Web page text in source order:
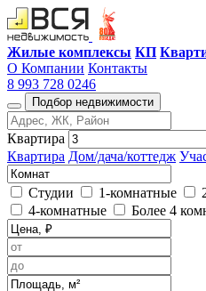
Жилые комплексы КП
О Компании Контакты
8 993 728 0246
Подбор недвижимости
Квартира
Квартира Дом/дача/коттедж
Студии 1-комнатные
4-комнатные
Более 4